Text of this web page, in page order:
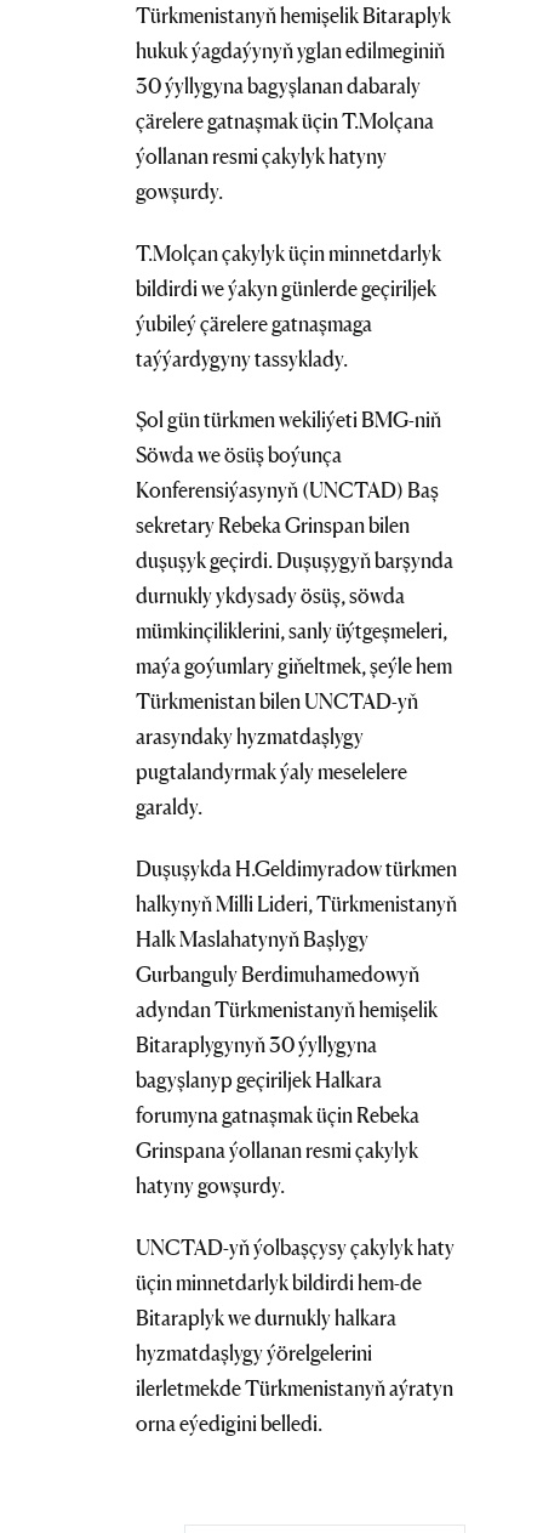
Türkmenistanyň hemişelik Bitaraplyk
hukuk ýagdaýynyň yglan edilmeginiň
30 ýyllygyna bagyşlanan dabaraly
çärelere gatnaşmak üçin T.Molçana
ýollanan resmi çakylyk hatyny
gowşurdy.
T.Molçan çakylyk üçin minnetdarlyk
bildirdi we ýakyn günlerde geçiriljek
ýubileý çärelere gatnaşmaga
taýýardygyny tassyklady.
Şol gün türkmen wekiliýeti BMG-niň
Söwda we ösüş boýunça
Konferensiýasynyň (UNCTAD) Baş
sekretary Rebeka Grinspan bilen
duşuşyk geçirdi. Duşuşygyň barşynda
durnukly ykdysady ösüş, söwda
mümkinçiliklerini, sanly üýtgeşmeleri,
maýa goýumlary giňeltmek, şeýle hem
Türkmenistan bilen UNCTAD-yň
arasyndaky hyzmatdaşlygy
pugtalandyrmak ýaly meselelere
garaldy.
Duşuşykda H.Geldimyradow türkmen
halkynyň Milli Lideri, Türkmenistanyň
Halk Maslahatynyň Başlygy
Gurbanguly Berdimuhamedowyň
adyndan Türkmenistanyň hemişelik
Bitaraplygynyň 30 ýyllygyna
bagyşlanyp geçiriljek Halkara
forumyna gatnaşmak üçin Rebeka
Grinspana ýollanan resmi çakylyk
hatyny gowşurdy.
UNCTAD-yň ýolbaşçysy çakylyk haty
üçin minnetdarlyk bildirdi hem-de
Bitaraplyk we durnukly halkara
hyzmatdaşlygy ýörelgelerini
ilerletmekde Türkmenistanyň aýratyn
orna eýedigini belledi.